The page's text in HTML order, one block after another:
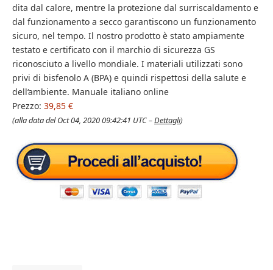
dita dal calore, mentre la protezione dal surriscaldamento e
dal funzionamento a secco garantiscono un funzionamento
sicuro, nel tempo. Il nostro prodotto è stato ampiamente
testato e certificato con il marchio di sicurezza GS
riconosciuto a livello mondiale. I materiali utilizzati sono
privi di bisfenolo A (BPA) e quindi rispettosi della salute e
dell‘ambiente. Manuale italiano online
Prezzo: 39,85 €
(alla data del Oct 04, 2020 09:42:41 UTC –Dettagli)